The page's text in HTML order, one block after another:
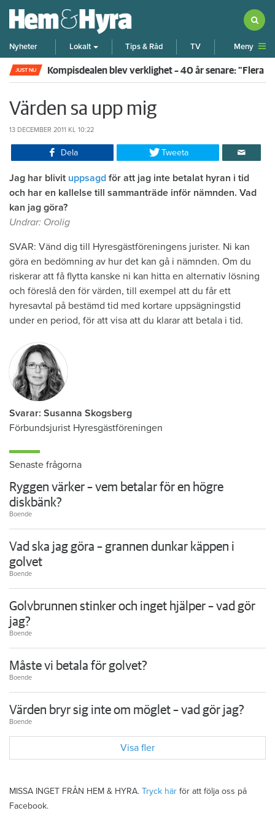
Nyheter Lokalt Tips & Råd TV Meny
JUST NU Kompisdealen blev verklighet – 40 år senare: "Flera
Värden sa upp mig
13 DECEMBER 2011 KL 10:22
Dela Tweeta
Jag har blivit uppsagd för att jag inte betalat hyran i tid
och har en kallelse till sammanträde inför nämnden. Vad
kan jag göra?
Undrar: Orolig
SVAR: Vänd dig till Hyresgästföreningens jurister. Ni kan
göra en bedömning av hur det kan gå i nämnden. Om du
riskerar att få flytta kanske ni kan hitta en alternativ lösning
och föreslå den för värden, till exempel att du får ett
hyresavtal på bestämd tid med kortare uppsägningstid
under en period, för att visa att du klarar att betala i tid.
Svarar: Susanna Skogsberg
Förbundsjurist Hyresgästföreningen
Senaste frågorna
Ryggen värker – vem betalar för en högre
diskbänk?
Boende
Vad ska jag göra – grannen dunkar käppen i
golvet
Boende
Golvbrunnen stinker och inget hjälper – vad gör
jag?
Boende
Måste vi betala för golvet?
Boende
Värden bryr sig inte om möglet – vad gör jag?
Boende
Visa fler
MISSA INGET FRÅN HEM & HYRA. Tryck här för att följa oss på
Facebook.